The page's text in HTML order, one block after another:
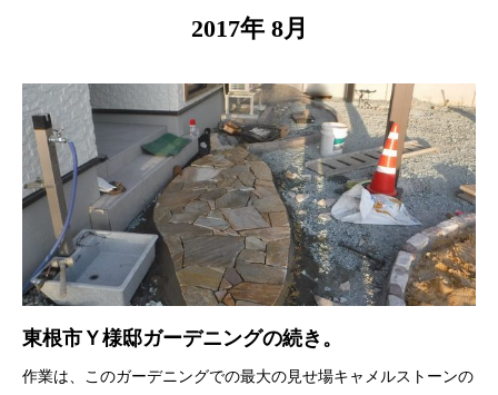
2017年 8月
東根市Ｙ様邸ガーデニングの続き。
作業は、このガーデニングでの最大の見せ場キャメルストーンの